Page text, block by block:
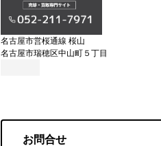
名古屋市営桜通線 桜山
名古屋市瑞穂区中山町５丁目
お問合せ